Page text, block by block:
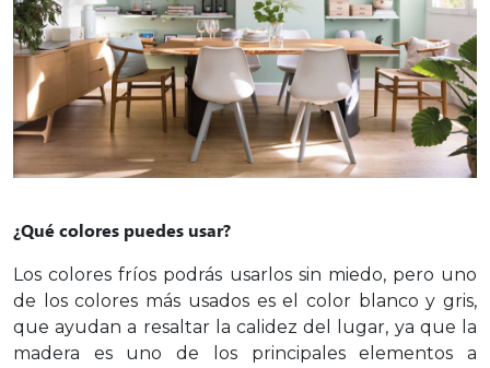
¿Qué colores puedes usar?
Los colores fríos podrás usarlos sin miedo, pero uno
de los colores más usados es el color blanco y gris,
que ayudan a resaltar la calidez del lugar, ya que la
madera es uno de los principales elementos a